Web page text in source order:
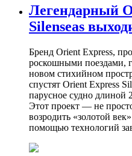
Легендарный
Silenseas
Бренд Orient Express,
роскошными поездами,
новом стихийном
спустят Orient Express
парусное судно длиной
Этот проект — не
возродить «золотой
помощью технологий